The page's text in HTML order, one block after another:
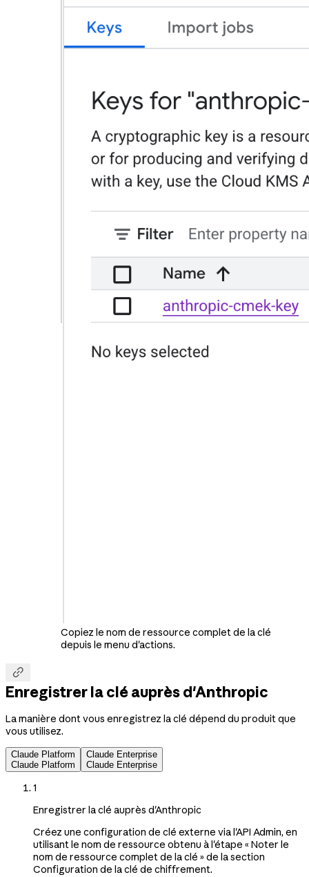
Copiez le nom de ressource complet de la clé
depuis le menu d'actions.

Enregistrer la clé auprès d'Anthropic
La manière dont vous enregistrez la clé dépend du produit que
vous utilisez.
Claude Platform
Claude Platform
Claude Enterprise
Claude Enterprise
1
Enregistrer la clé auprès d'Anthropic
Créez une configuration de clé externe via l'API Admin, en
utilisant le nom de ressource obtenu à l'étape « Noter le
nom de ressource complet de la clé » de la section
Configuration de la clé de chiffrement.